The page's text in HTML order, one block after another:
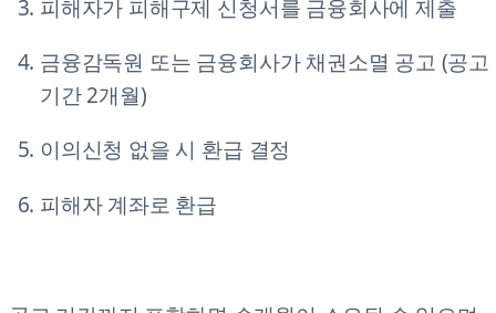
피해자가 피해구제 신청서를 금융회사에 제출
금융감독원 또는 금융회사가 채권소멸 공고 (공고
기간 2개월)
이의신청 없을 시 환급 결정
피해자 계좌로 환급